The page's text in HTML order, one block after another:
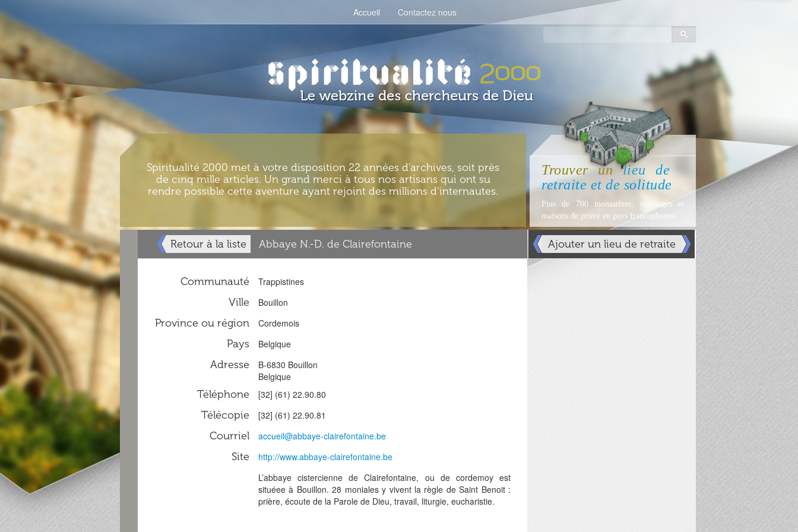
Accueil Contactez nous
Spiritualité 2000 met à votre disposition 22 années d’archives, soit près
de cinq mille articles. Un grand merci à tous nos artisans qui ont su
rendre possible cette aventure ayant rejoint des millions d’internautes.
Trouver un lieu
de
retraite et de solitude
Plus de 700 monastères, ermitages et
maisons de prière en pays francophones.
Retour à la liste Abbaye N.-D. de Clairefontaine
Communauté Trappistines
Ville Bouillon
Province ou région Cordemois
Pays Belgique
Adresse
B-6830 Bouillon
Belgique
Téléphone [32] (61) 22.90.80
Télécopie [32] (61) 22.90.81
Courriel accueil@abbaye-clairefontaine.be
Site
http://www.abbaye-clairefontaine.be
L’abbaye cistercienne de Clairefontaine, ou de cordemoy est
situéee à Bouillon. 28 moniales y vivent la règle de Saint Benoit :
prière, écoute de la Parole de Dieu, travail, liturgie, eucharistie.
Ajouter un lieu de retraite